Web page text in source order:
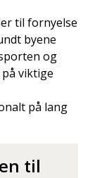
til fornyelse
byene
og
viktige
på lang
til